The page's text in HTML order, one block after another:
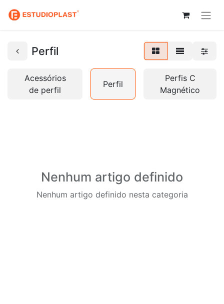
Perfil
Acessórios
de perfil
Perfil
Perfis C
Magnético
Nenhum artigo definido
Nenhum artigo definido nesta categoria